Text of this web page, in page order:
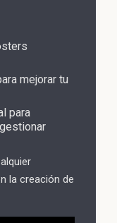
mejorar tu
para
la creación de